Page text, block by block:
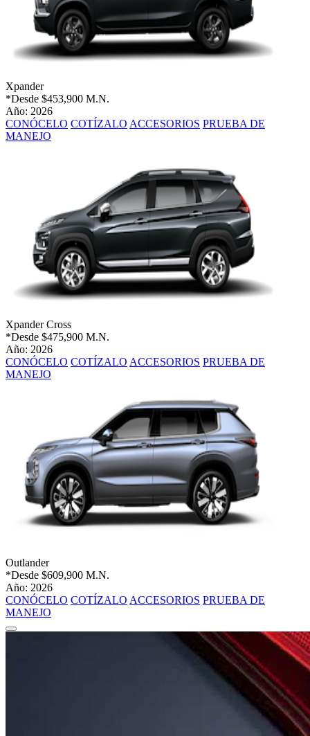
Xpander
*Desde $453,900 M.N.
Año: 2026
CONÓCELO COTÍZALO ACCESORIOS PRUEBA DE
MANEJO
Xpander Cross
*Desde $475,900 M.N.
Año: 2026
CONÓCELO COTÍZALO ACCESORIOS PRUEBA DE
MANEJO
Outlander
*Desde $609,900 M.N.
Año: 2026
CONÓCELO COTÍZALO ACCESORIOS PRUEBA DE
MANEJO